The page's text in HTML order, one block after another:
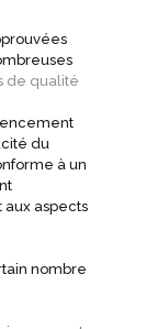
de qualité
du
à un
aux aspects
nombre